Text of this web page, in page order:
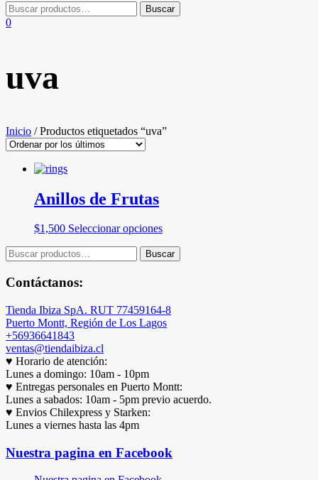
0
uva
Inicio / Productos etiquetados “uva”
Anillos de Frutas
$1,500 Seleccionar opcionesEste
tiene
opciones
se
pueden
página
de
producto
Buscar
por:
Buscar
Contáctanos:
Tienda Ibiza SpA. RUT 77459164-8
Puerto Montt, Región de Los Lagos
+56936641843
ventas@tiendaibiza.cl
♥ Horario de atención:
Lunes a domingo: 10am - 10pm
♥ Entregas personales en Puerto Montt:
Lunes a sabados: 10am - 5pm previo acuerdo.
♥ Envios Chilexpress y Starken:
Lunes a viernes hasta las 4pm
Nuestra pagina en Facebook